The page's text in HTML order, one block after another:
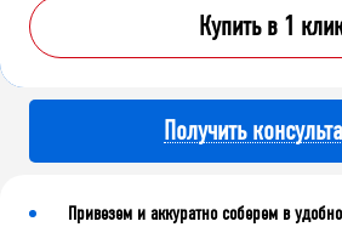
Купить в 1
Получить
Привезем и аккуратно соберем в